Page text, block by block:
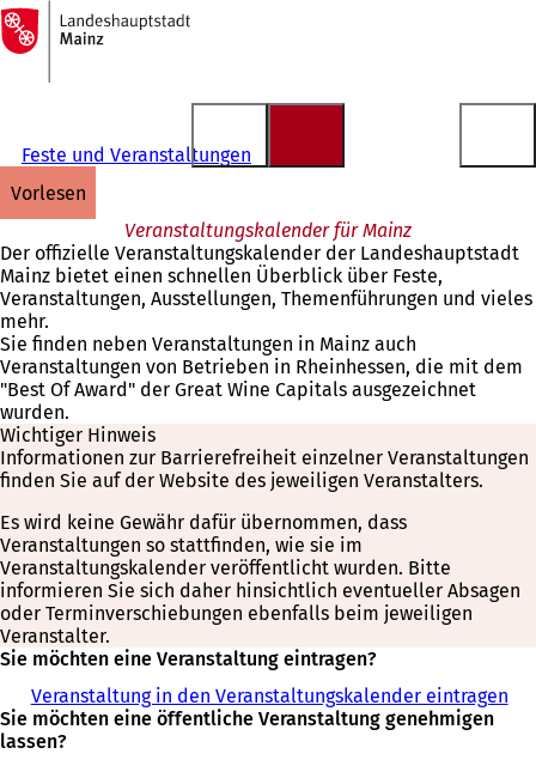
Inhalt anspringen
Zur
Startseite
Feste und Veranstaltungen
vorlesen
Veranstaltungskalender für Mainz
Der offizielle Veranstaltungskalender der Landeshauptstadt
Mainz bietet einen schnellen Überblick über Feste,
Veranstaltungen, Ausstellungen, Themenführungen und vieles
mehr.
Sie finden neben Veranstaltungen in Mainz auch
Veranstaltungen von Betrieben in Rheinhessen, die mit dem
"Best Of Award" der Great Wine Capitals ausgezeichnet
wurden.
Wichtiger Hinweis
Informationen zur Barrierefreiheit einzelner Veranstaltungen
finden Sie auf der Website des jeweiligen Veranstalters.
Es wird keine Gewähr dafür übernommen, dass
Veranstaltungen so stattfinden, wie sie im
Veranstaltungskalender veröffentlicht wurden. Bitte
informieren Sie sich daher hinsichtlich eventueller Absagen
oder Terminverschiebungen ebenfalls beim jeweiligen
Veranstalter.
Sie möchten eine Veranstaltung eintragen?
Veranstaltung in den Veranstaltungskalender eintragen
Sie möchten eine öffentliche Veranstaltung genehmigen
lassen?